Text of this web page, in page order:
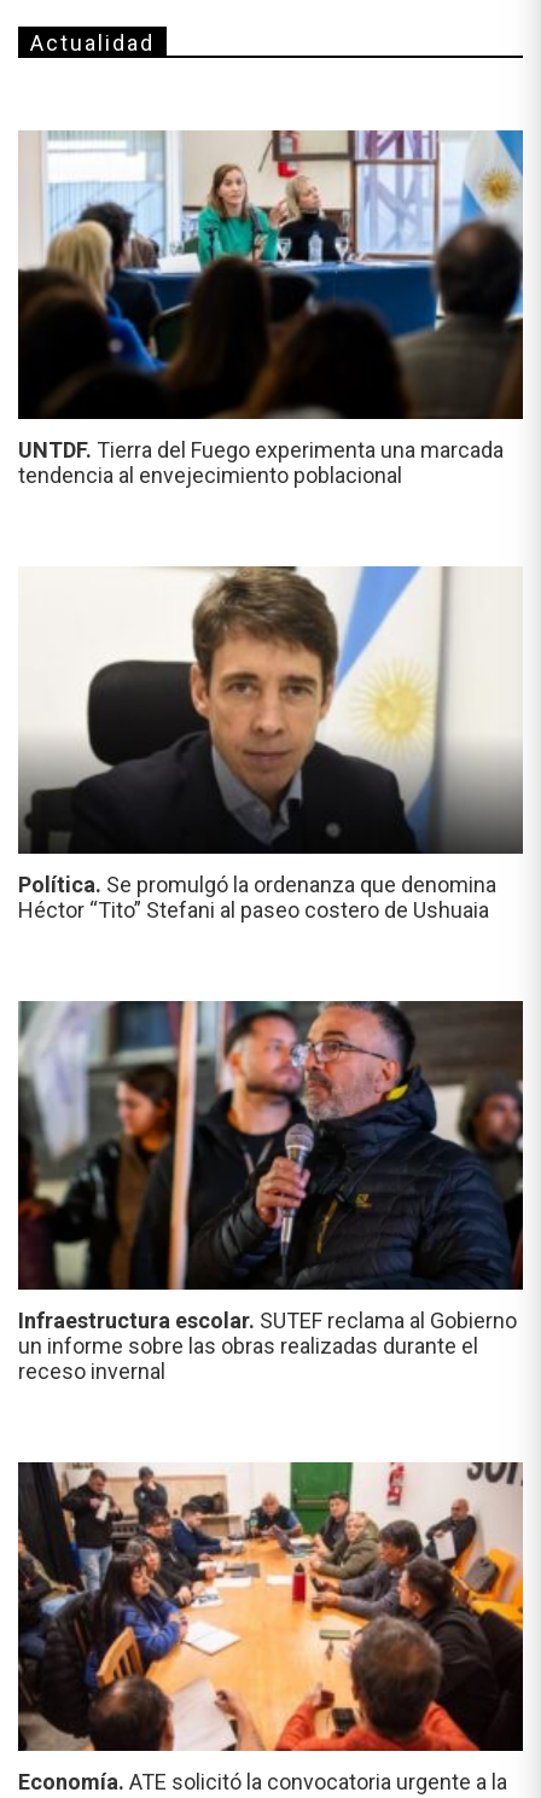
Actualidad
UNTDF. Tierra del Fuego experimenta una marcada
tendencia al envejecimiento poblacional
Política. Se promulgó la ordenanza que denomina
Héctor “Tito” Stefani al paseo costero de Ushuaia
Infraestructura escolar. SUTEF reclama al Gobierno
un informe sobre las obras realizadas durante el
receso invernal
Economía. ATE solicitó la convocatoria urgente a la